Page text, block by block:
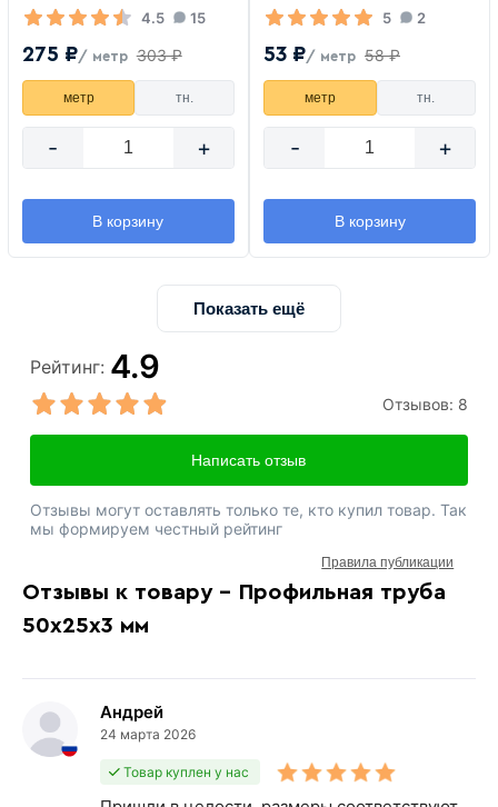
4.5 15
275 ₽/ метр 303 ₽
метр тн.
- +
В корзину
5 2
53 ₽/ метр 58 ₽
метр тн.
- +
В корзину
Показать ещё
Отзывы к товару - Профильная труба
50х25х3 мм
Андрей
24 марта 2026
Товар куплен у нас
Рейтинг: 4.9
Отзывов: 8
Написать отзыв
Отзывы могут оставлять только те, кто купил товар. Так
мы формируем честный рейтинг
Правила публикации